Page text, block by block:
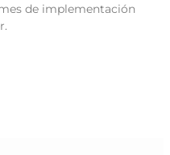
de implementación